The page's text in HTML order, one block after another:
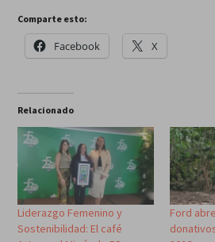
Comparte esto:
Facebook X
Relacionado
Liderazgo Femenino y
Sostenibilidad: El café
Ford